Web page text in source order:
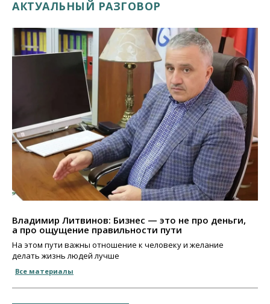
АКТУАЛЬНЫЙ РАЗГОВОР
Владимир Литвинов: Бизнес — это не про деньги,
а про ощущение правильности пути
На этом пути важны отношение к человеку и желание
делать жизнь людей лучше
Все материалы